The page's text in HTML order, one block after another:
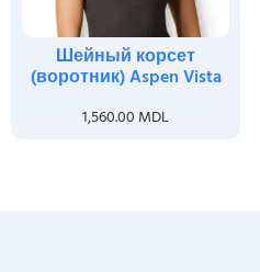
Шейный корсет
(воротник) Aspen Vista
1,560.00 MDL